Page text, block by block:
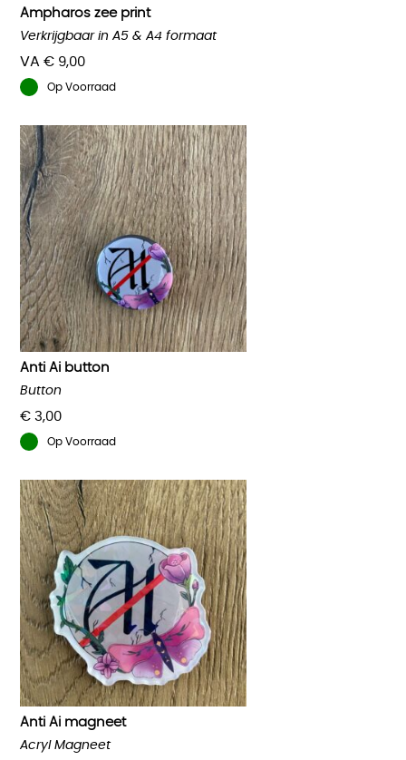
productpagina
Ampharos zee print
VA€ 9,00
Verkrijgbaar in A5 & A4 formaat
Op Voorraad
product
heeft
meerdere
variaties.
Deze
optie
kan
gekozen
worden
op
de
productpagina
Anti Ai button
€ 3,00
Button
Op Voorraad
Anti Ai magneet
Acryl Magneet